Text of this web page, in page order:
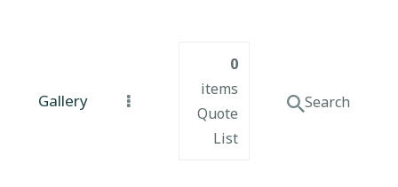
Gallery
0
items
Quote
List